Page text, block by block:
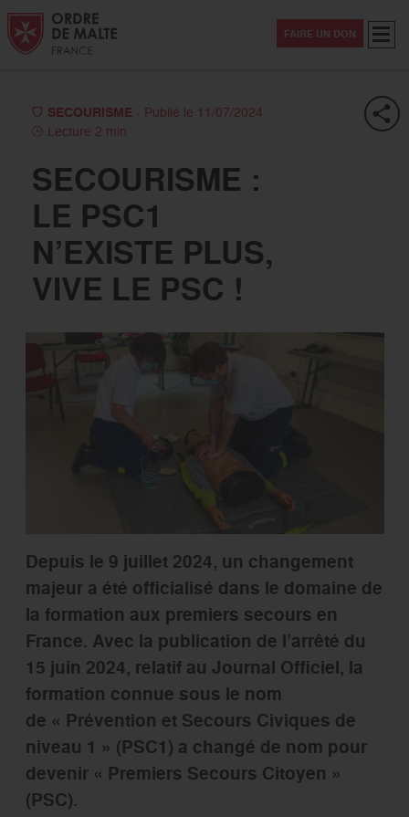
Aller au contenu
Aller à la recherche
Aller au menu
FAIRE UN DON
SECOURISME - Publié le 11/07/2024
Lecture 2 min
SECOURISME :
LE PSC1
N’EXISTE PLUS,
VIVE LE PSC !
Depuis le 9 juillet 2024, un changement
majeur a été officialisé dans le domaine de
la formation aux premiers secours en
France. Avec la publication de l’arrêté du
15 juin 2024, relatif au Journal Officiel, la
formation connue sous le nom
de « Prévention et Secours Civiques de
niveau 1 » (PSC1) a changé de nom pour
devenir « Premiers Secours Citoyen »
(PSC).